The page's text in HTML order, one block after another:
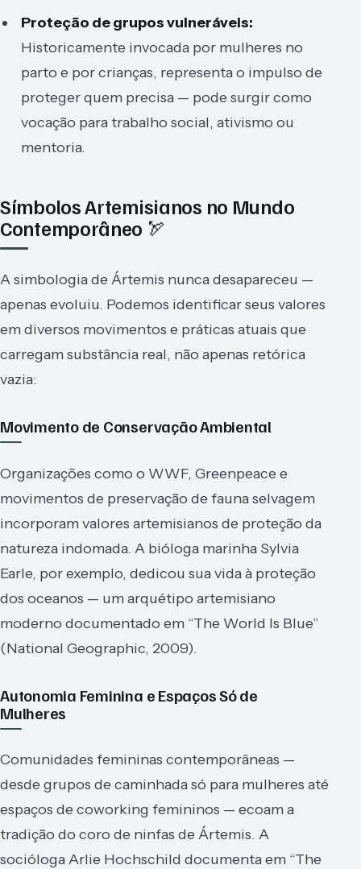
Proteção de grupos vulneráveis:
Historicamente invocada por mulheres no
parto e por crianças, representa o impulso de
proteger quem precisa — pode surgir como
vocação para trabalho social, ativismo ou
mentoria.
Símbolos Artemisianos no Mundo
Contemporâneo 🏹
A simbologia de Ártemis nunca desapareceu —
apenas evoluiu. Podemos identificar seus valores
em diversos movimentos e práticas atuais que
carregam substância real, não apenas retórica
vazia:
Movimento de Conservação Ambiental
Organizações como o WWF, Greenpeace e
movimentos de preservação de fauna selvagem
incorporam valores artemisianos de proteção da
natureza indomada. A bióloga marinha Sylvia
Earle, por exemplo, dedicou sua vida à proteção
dos oceanos — um arquétipo artemisiano
moderno documentado em “The World Is Blue”
(National Geographic, 2009).
Autonomia Feminina e Espaços Só de
Mulheres
Comunidades femininas contemporâneas —
desde grupos de caminhada só para mulheres até
espaços de coworking femininos — ecoam a
tradição do coro de ninfas de Ártemis. A
socióloga Arlie Hochschild documenta em “The